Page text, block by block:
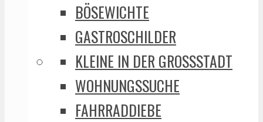
BÖSEWICHTE
GASTROSCHILDER
KLEINE IN DER GROSSSTADT
WOHNUNGSSUCHE
FAHRRADDIEBE